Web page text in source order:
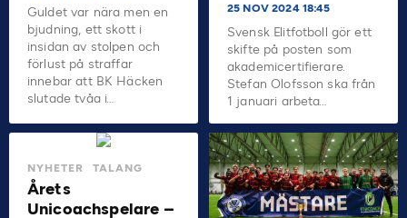
Guldet var nära men en
bjudning, ett skott i
insidan av stolpen och
förlust på straffar
innebar att BK Häcken
slutade tvåa i…
25 NOV 2024 18:45
Svensk Elitfotboll gör ett
skifte på posten som
akademicertifierare.
Stefan Olofsson ska från
1 januari arbeta…
NYHETER TALANG
Årets
Unicoachspelare –